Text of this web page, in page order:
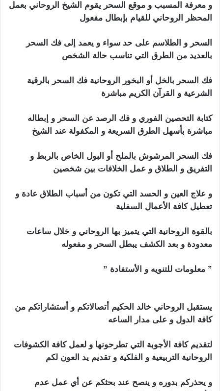
و معرفة المسبب و موقع السحر يقوم الشيخ الروحاني بعمل
المحظر الروحاني للقيام بإبطال مفعول
السحر و الطلاسم على حد سواء و يعمد إلى فك السحر
بالعديد من الطرق التي تناسب حالة الشخص
فك السحر بالخل أو البخور الروحانية فك السحر بالرقية
الشرعية و القرآن الكريم مباشرة
كتابة التحصين الفوري و فك الرصد عن السحر و إبطاله
مباشرة بأسهل الطرق السريعة و المكفولة عند الشيخ
فك السحر المرشوش بالملح أو البول الخاص بالربط و
التفريق و الطلاق و عمل الخلافات بين شخصين
و علاج العين و الحسد التي تكون من أسباب الطلاق عادة و
تعطيل كافة الأعمال السفلية
بالقوة الروحانية التي يتميز بها الروحاني و خلال ساعات
معدودة و بعد الكشف يبطل السحر و مفعوله
” معلومات للتنويه و الأستفادة ”
يستقبل الروحاني خالد الحكيم أتصالاتكم و أستشاراتكم من
كافة الدول و على مدار الساعه
لتقديم كافة الأجوبة التي تطرحونها و لعمل كافة الكشوفات
الروحانية التربيعية و الفلكية و تقديم يد العون لكم
و يحذركم بدوره و ينصح عند بحثكم عن أي عمل عدم